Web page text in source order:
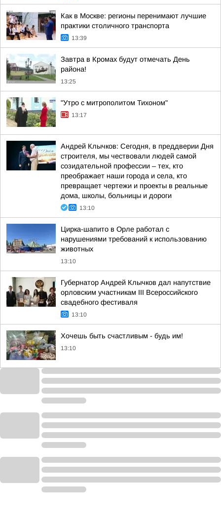
Как в Москве: регионы перенимают лучшие
практики столичного транспорта
13:39
Завтра в Кромах будут отмечать День
района!
13:25
"Утро с митрополитом Тихоном"
13:17
Андрей Клычков: Сегодня, в преддверии Дня
строителя, мы чествовали людей самой
созидательной профессии – тех, кто
преображает наши города и села, кто
превращает чертежи и проекты в реальные
дома, школы, больницы и дороги
13:10
Цирка-шапито в Орле работал с
нарушениями требований к использованию
животных
13:10
Губернатор Андрей Клычков дал напутствие
орловским участникам III Всероссийского
свадебного фестиваля
13:10
Хочешь быть счастливым - будь им!
13:10